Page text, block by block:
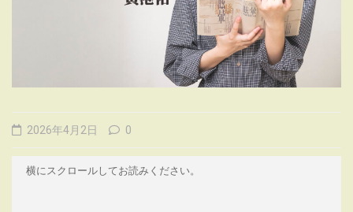
2026年4月2日 0
横にスクロールしてお読みください。